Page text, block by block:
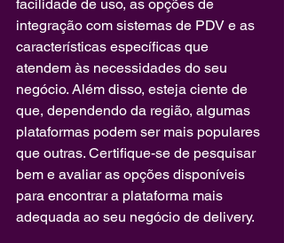
facilidade de uso, as opções de
integração com sistemas de PDV e as
características específicas que
atendem às necessidades do seu
negócio. Além disso, esteja ciente de
que, dependendo da região, algumas
plataformas podem ser mais populares
que outras. Certifique-se de pesquisar
bem e avaliar as opções disponíveis
para encontrar a plataforma mais
adequada ao seu negócio de delivery.